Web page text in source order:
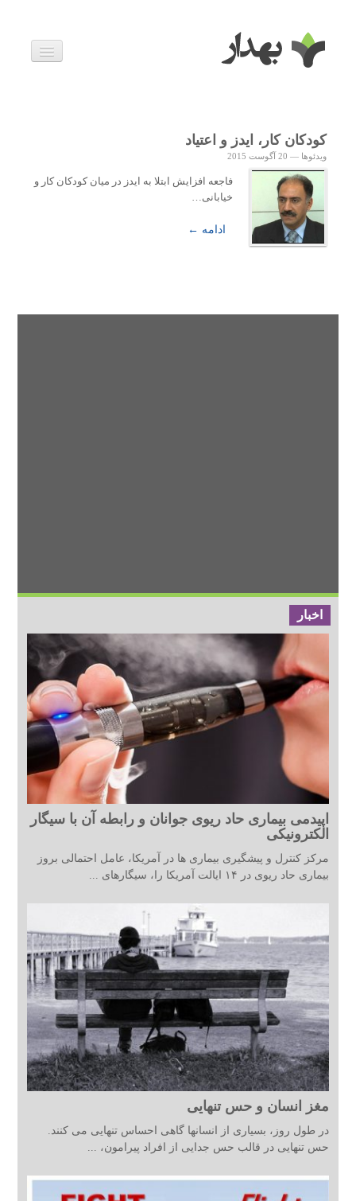
زندگی سالم
خانواده و بارداری
درباره ما
کودکان کار، ایدز و اعتیاد
ویدئوها — 20 آگوست 2015
فاجعه افزایش ابتلا به ایدز در میان کودکان کار و
خیابانی…
ادامه ←
اخبار
اپیدمی بیماری حاد ریوی جوانان و رابطه آن با سیگار
الکترونیکی
مرکز کنترل و پیشگیری بیماری ها در آمریکا، عامل احتمالی بروز
بیماری حاد ریوی در ۱۴ ایالت آمریکا را، سیگارهای ...
مغز انسان و حس تنهایی
در طول روز، بسیاری از انسانها گاهی احساس تنهایی می کنند.
حس تنهایی در قالب حس جدایی از افراد پیرامون، ...